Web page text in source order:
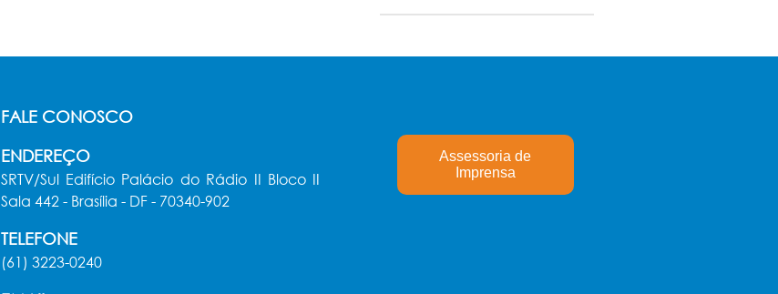
FALE CONOSCO
ENDEREÇO
SRTV/Sul Edifício Palácio do Rádio II Bloco II
Sala 442 - Brasília - DF - 70340-902
TELEFONE
(61) 3223-0240
Assessoria de
Imprensa